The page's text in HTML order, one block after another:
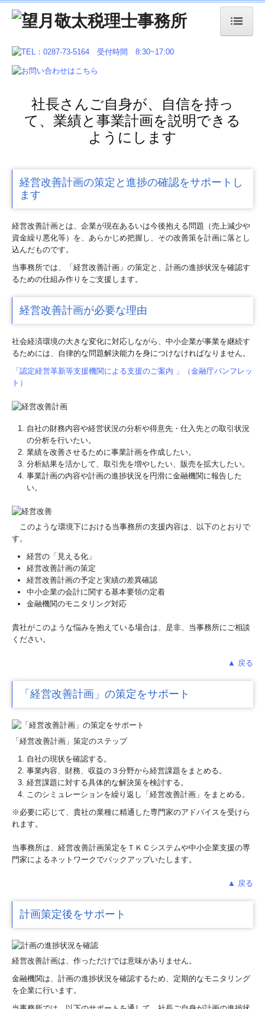
ホーム
事務所概要
料金について
業務内容
創業支援 起業・設立
事業承継
デジタル化支援
所得税の申告
相続税・贈与税
採用情報
監査担当者の一日
応募フォーム
お問い合わせ
社長さんご自身が、自信を持っ
て、業績と事業計画を説明できる
ようにします
経営改善計画の策定と進捗の確認をサポートし
ます
経営改善計画とは、企業が現在あるいは今後抱える問題（売上減少や
資金繰り悪化等）を、あらかじめ把握し、その改善策を計画に落とし
込んだものです。
当事務所では、「経営改善計画」の策定と、計画の進捗状況を確認す
るための仕組み作りをご支援します。
経営改善計画が必要な理由
社会経済環境の大きな変化に対応しながら、中小企業が事業を継続す
るためには、自律的な問題解決能力を身につけなければなりません。
「認定経営革新等支援機関による支援のご案内 」（金融庁パンフレッ
ト）
自社の財務内容や経営状況の分析や得意先・仕入先との取引状況
の分析を行いたい。
業績を改善させるために事業計画を作成したい。
分析結果を活かして、取引先を増やしたい、販売を拡大したい。
事業計画の内容や計画の進捗状況を円滑に金融機関に報告した
い。
このような環境下における当事務所の支援内容は、以下のとおりで
す。
経営の「見える化」
経営改善計画の策定
経営改善計画の予定と実績の差異確認
中小企業の会計に関する基本要領の定着
金融機関のモニタリング対応
貴社がこのような悩みを抱えている場合は、是非、当事務所にご相談
ください。
▲ 戻る
「経営改善計画」の策定をサポート
「経営改善計画」策定のステップ
自社の現状を確認する。
事業内容、財務、収益の３分野から経営課題をまとめる。
経営課題に対する具体的な解決策を検討する。
このシミュレーションを繰り返し「経営改善計画」をまとめる。
※必要に応じて、貴社の業種に精通した専門家のアドバイスを受けら
れます。
当事務所は、経営改善計画策定をＴＫＣシステムや中小企業支援の専
門家によるネットワークでバックアップいたします。
▲ 戻る
計画策定後をサポート
経営改善計画は、作っただけでは意味がありません。
金融機関は、計画の進捗状況を確認するため、定期的なモニタリング
を企業に行います。